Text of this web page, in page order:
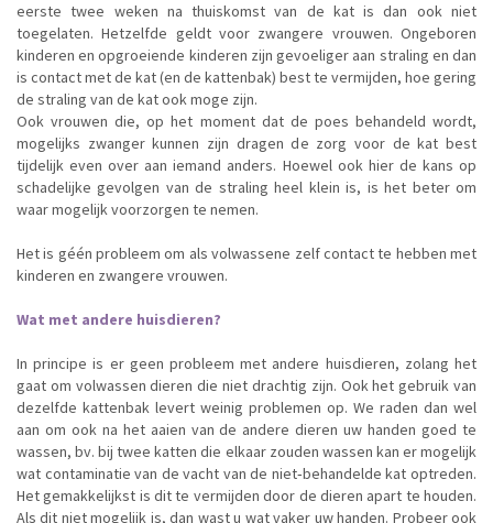
eerste twee weken na thuiskomst van de kat is dan ook niet
toegelaten. Hetzelfde geldt voor zwangere vrouwen. Ongeboren
kinderen en opgroeiende kinderen zijn gevoeliger aan straling en dan
is contact met de kat (en de kattenbak) best te vermijden, hoe gering
de straling van de kat ook moge zijn.
Ook vrouwen die, op het moment dat de poes behandeld wordt,
mogelijks zwanger kunnen zijn dragen de zorg voor de kat best
tijdelijk even over aan iemand anders. Hoewel ook hier de kans op
schadelijke gevolgen van de straling heel klein is, is het beter om
waar mogelijk voorzorgen te nemen.
Het is géén probleem om als volwassene zelf contact te hebben met
kinderen en zwangere vrouwen.
Wat met andere huisdieren?
In principe is er geen probleem met andere huisdieren, zolang het
gaat om volwassen dieren die niet drachtig zijn. Ook het gebruik van
dezelfde kattenbak levert weinig problemen op. We raden dan wel
aan om ook na het aaien van de andere dieren uw handen goed te
wassen, bv. bij twee katten die elkaar zouden wassen kan er mogelijk
wat contaminatie van de vacht van de niet‐behandelde kat optreden.
Het gemakkelijkst is dit te vermijden door de dieren apart te houden.
Als dit niet mogelijk is, dan wast u wat vaker uw handen. Probeer ook